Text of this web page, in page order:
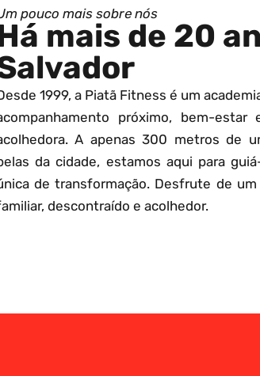
pouco mais sobre nós
mais de 20
1999, a Piatã Fitness é um
próximo, bem-estar
A apenas 300 metros de
da cidade, estamos aqui para
de transformação. Desfrute de
descontraído e acolhedor.